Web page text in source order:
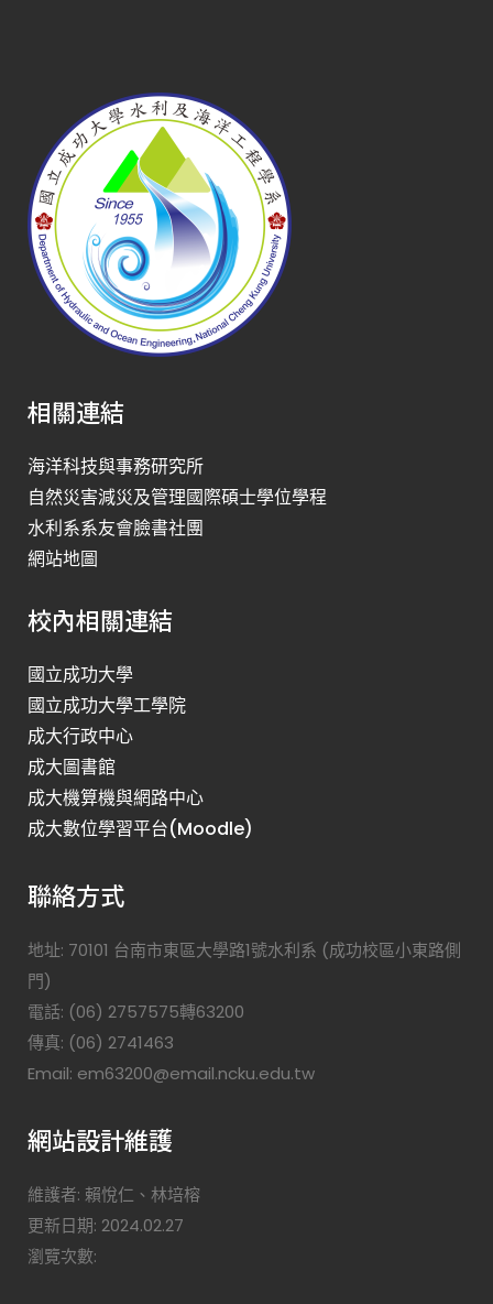
相關連結
海洋科技與事務研究所
自然災害減災及管理國際碩士學位學程
水利系系友會臉書社團
網站地圖
校內相關連結
國立成功大學
國立成功大學工學院
成大行政中心
成大圖書館
成大機算機與網路中心
成大數位學習平台(Moodle)
聯絡方式
地址: 70101 台南市東區大學路1號水利系 (成功校區小東路側
門)
電話: (06) 2757575轉63200
傳真: (06) 2741463
Email: em63200@email.ncku.edu.tw
網站設計維護
維護者: 賴悅仁、林培榕
更新日期: 2024.02.27
瀏覽次數: